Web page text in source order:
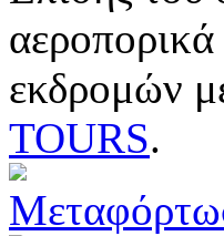
εκδρομών
TOURS.